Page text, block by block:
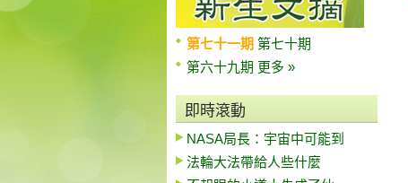
第七十一期 第七十期
第六十九期 更多 »
即時滾動
NASA局長：宇宙中可能到
法輪大法帶給人些什麼